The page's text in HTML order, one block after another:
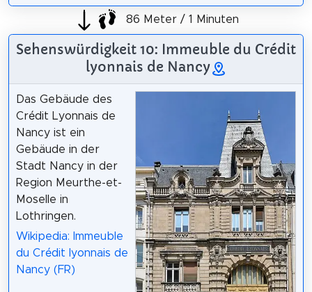
86 Meter / 1 Minuten
Sehenswürdigkeit 10: Immeuble du Crédit
lyonnais de Nancy
Das Gebäude des
Crédit Lyonnais de
Nancy ist ein
Gebäude in der
Stadt Nancy in der
Region Meurthe-et-
Moselle in
Lothringen.
Wikipedia: Immeuble
du Crédit lyonnais de
Nancy (FR)